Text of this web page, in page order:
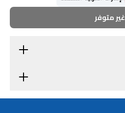
غير متوفر